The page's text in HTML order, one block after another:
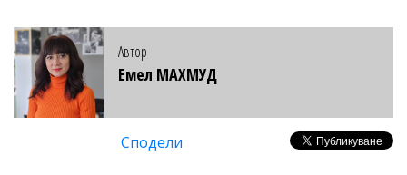
Автор
Емел МАХМУД
Сподели